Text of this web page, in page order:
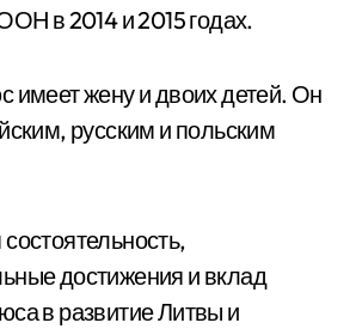
в 2014 и 2015 годах.
имеет жену и двоих детей. Он
русским и польским
достижения и вклад
в развитие Литвы и